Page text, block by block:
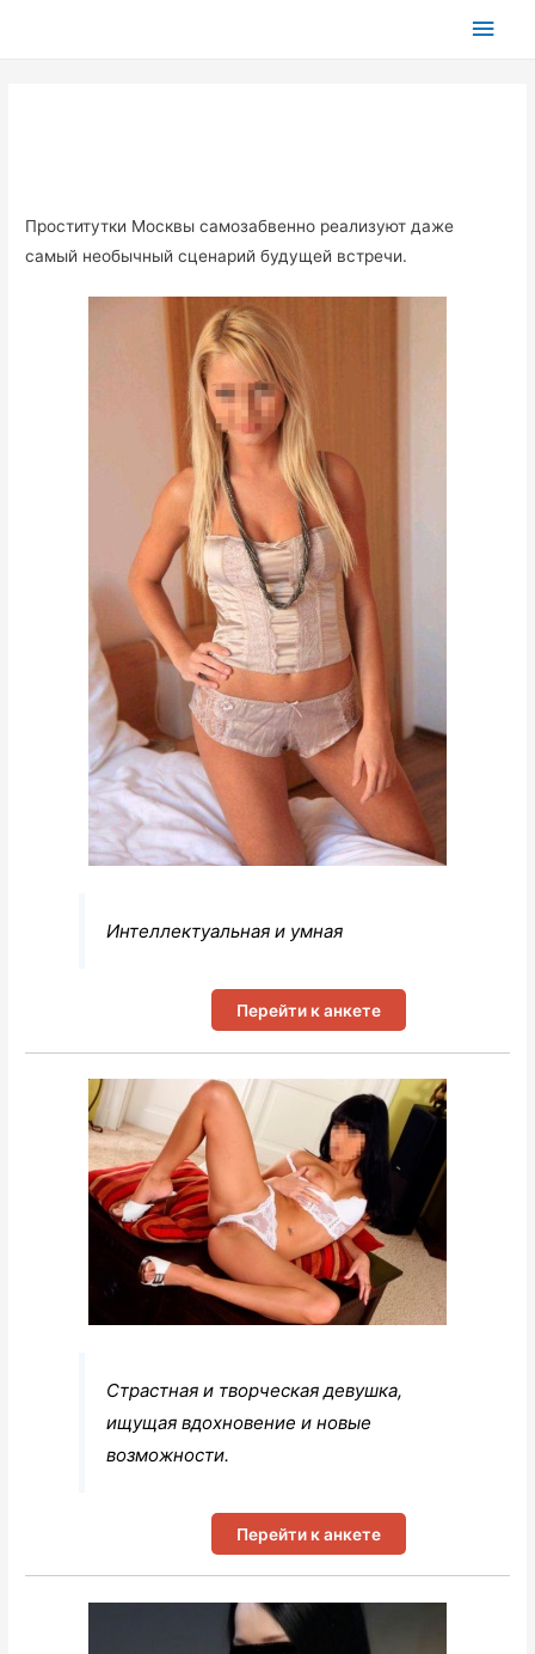
Проститутки Москвы самозабвенно реализуют даже
самый необычный сценарий будущей встречи.
Интеллектуальная и умная
Перейти к анкете
Страстная и творческая девушка,
ищущая вдохновение и новые
возможности.
Перейти к анкете